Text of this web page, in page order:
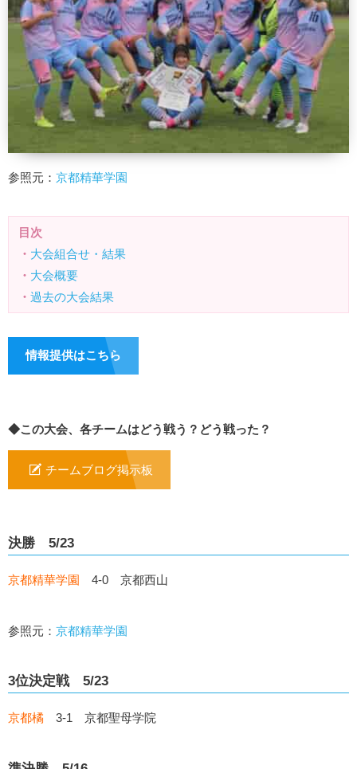
参照元： 京都精華学園
目次
・ 大会組合せ・結果
・ 大会概要
・ 過去の大会結果
情報提供はこちら
◆この大会、各チームはどう戦う？どう戦った？
チームブログ掲示板
決勝 5/23
京都精華学園 4-0 京都西山
参照元： 京都精華学園
3位決定戦 5/23
京都橘 3-1 京都聖母学院